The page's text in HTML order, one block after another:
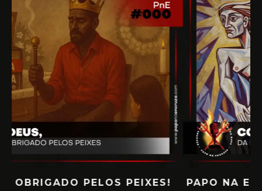
PAPO NA ENCRUZA 180 – CONSCIÊNCIA